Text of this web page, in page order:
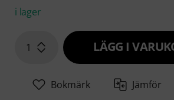
i lager
1 LÄGG I
Bokmärk Jämför